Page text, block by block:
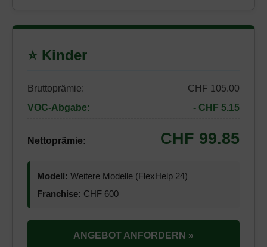
⭐ Kinder
Bruttoprämie:
CHF 105.00
VOC-Abgabe:
- CHF 5.15
Nettoprämie: CHF 99.85
Modell: Weitere Modelle (FlexHelp 24)
Franchise: CHF 600
ANGEBOT ANFORDERN »